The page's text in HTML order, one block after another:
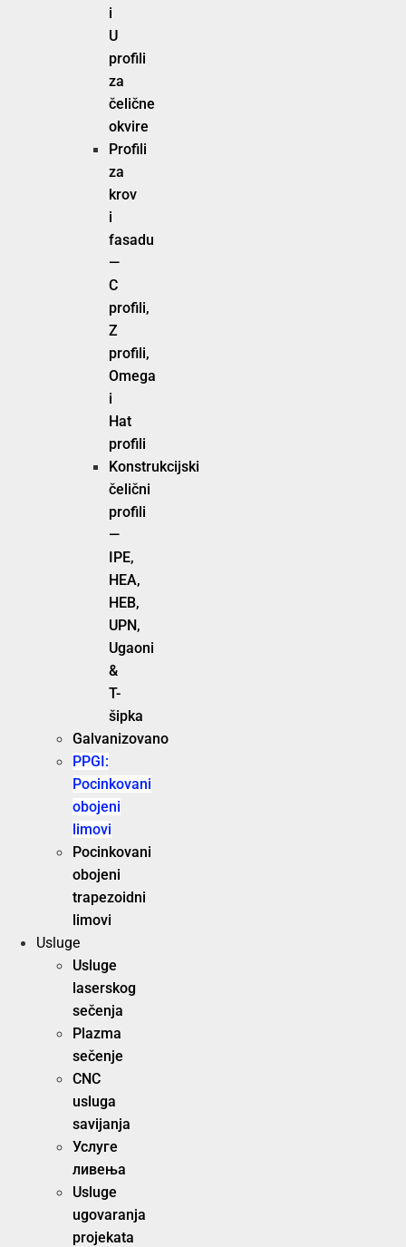
i
U
profili
za
čelične
okvire
Profili
za
krov
i
fasadu
—
C
profili,
Z
profili,
Omega
i
Hat
profili
Konstrukcijski
čelični
profili
—
IPE,
HEA,
HEB,
UPN,
Ugaoni
&
T-
šipka
Galvanizovano
PPGI:
Pocinkovani
obojeni
limovi
Pocinkovani
obojeni
trapezoidni
limovi
Usluge
Usluge
laserskog
sečenja
Plazma
sečenje
CNC
usluga
savijanja
Услуге
ливења
Usluge
ugovaranja
projekata